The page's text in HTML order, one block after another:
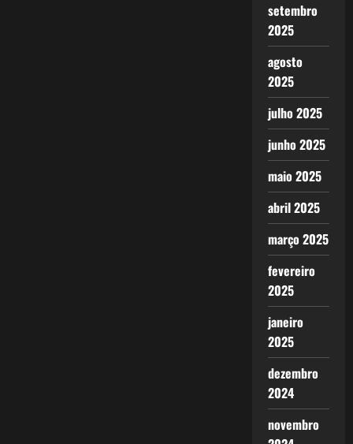
setembro
2025
agosto
2025
julho 2025
junho 2025
maio 2025
abril 2025
março 2025
fevereiro
2025
janeiro
2025
dezembro
2024
novembro